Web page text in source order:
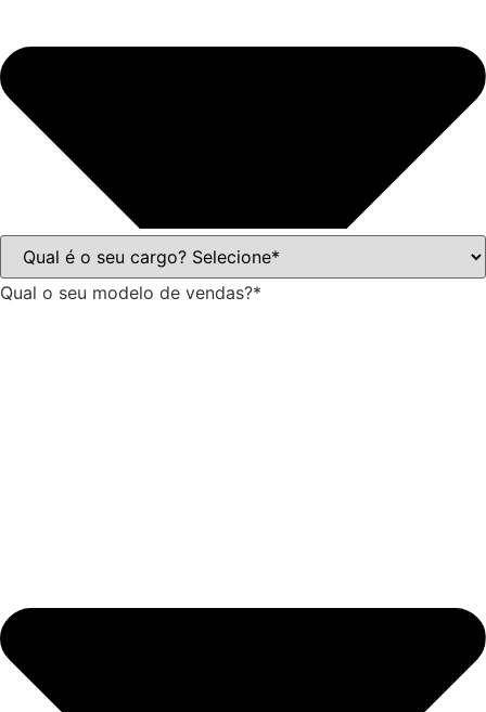
Qual o seu modelo de vendas?*